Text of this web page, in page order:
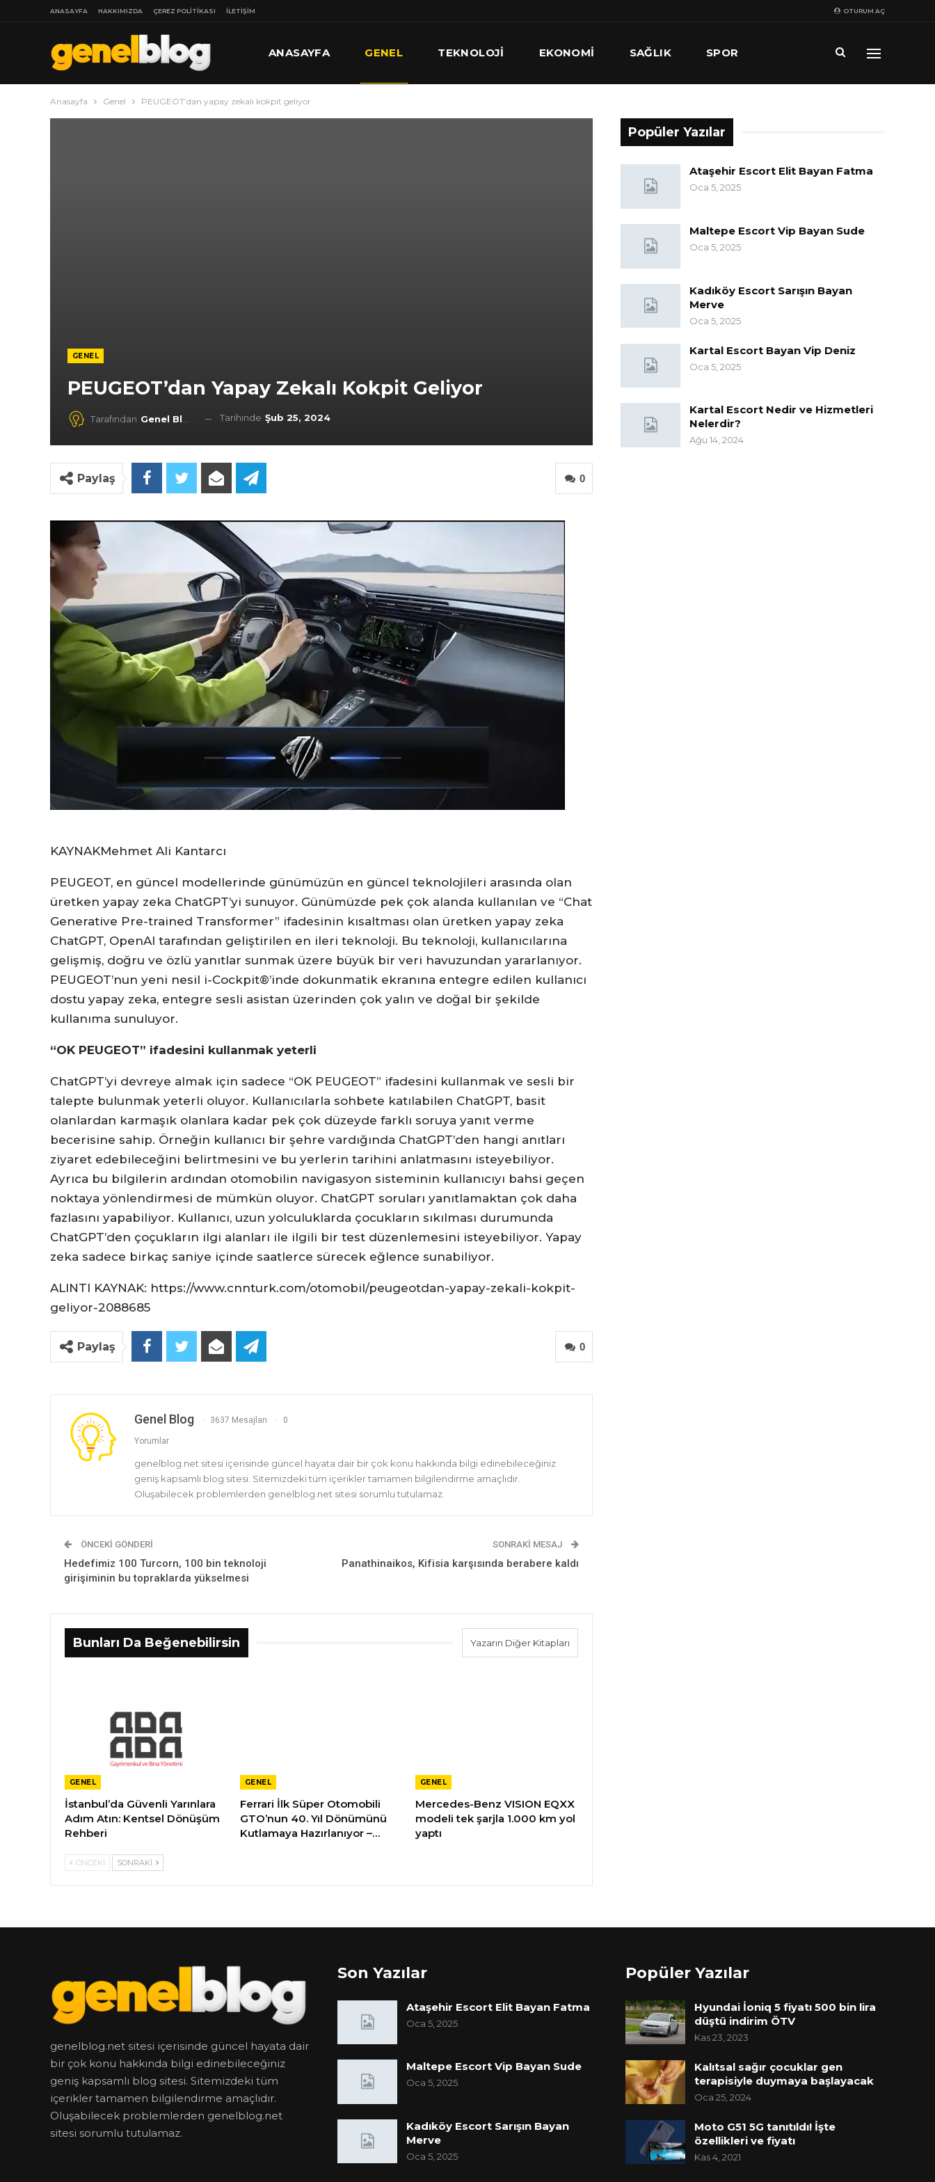
OTURUM AÇ
ANASAYFA HAKKIMIZDA ÇEREZ POLITIKASI İLETIŞIM
ANASAYFA GENEL TEKNOLOJI EKONOMI SAĞLIK SPOR
Anasayfa Genel PEUGEOT’dan yapay zekalı kokpit geliyor
GENEL
PEUGEOT’dan Yapay Zekalı Kokpit Geliyor
Tarafından Genel Blog Tarihinde Şub 25, 2024
0
Paylaş
KAYNAKMehmet Ali Kantarcı
PEUGEOT, en güncel modellerinde günümüzün en güncel teknolojileri arasında olan
üretken yapay zeka ChatGPT’yi sunuyor. Günümüzde pek çok alanda kullanılan ve “Chat
Generative Pre-trained Transformer” ifadesinin kısaltması olan üretken yapay zeka
ChatGPT, OpenAI tarafından geliştirilen en ileri teknoloji. Bu teknoloji, kullanıcılarına
gelişmiş, doğru ve özlü yanıtlar sunmak üzere büyük bir veri havuzundan yararlanıyor.
PEUGEOT’nun yeni nesil i-Cockpit®’inde dokunmatik ekranına entegre edilen kullanıcı
dostu yapay zeka, entegre sesli asistan üzerinden çok yalın ve doğal bir şekilde
kullanıma sunuluyor.
“OK PEUGEOT” ifadesini kullanmak yeterli
ChatGPT’yi devreye almak için sadece “OK PEUGEOT” ifadesini kullanmak ve sesli bir
talepte bulunmak yeterli oluyor. Kullanıcılarla sohbete katılabilen ChatGPT, basit
olanlardan karmaşık olanlara kadar pek çok düzeyde farklı soruya yanıt verme
becerisine sahip. Örneğin kullanıcı bir şehre vardığında ChatGPT’den hangi anıtları
ziyaret edebileceğini belirtmesini ve bu yerlerin tarihini anlatmasını isteyebiliyor.
Ayrıca bu bilgilerin ardından otomobilin navigasyon sisteminin kullanıcıyı bahsi geçen
noktaya yönlendirmesi de mümkün oluyor. ChatGPT soruları yanıtlamaktan çok daha
fazlasını yapabiliyor. Kullanıcı, uzun yolculuklarda çocukların sıkılması durumunda
ChatGPT’den çoçukların ilgi alanları ile ilgili bir test düzenlemesini isteyebiliyor. Yapay
zeka sadece birkaç saniye içinde saatlerce sürecek eğlence sunabiliyor.
ALINTI KAYNAK: https://www.cnnturk.com/otomobil/peugeotdan-yapay-zekali-kokpit-
geliyor-2088685
0
Paylaş
Genel Blog 3637 Mesajları 0
Yorumlar
genelblog.net sitesi içerisinde güncel hayata dair bir çok konu hakkında bilgi edinebileceğiniz
geniş kapsamlı blog sitesi. Sitemizdeki tüm içerikler tamamen bilgilendirme amaçlıdır.
Oluşabilecek problemlerden genelblog.net sitesi sorumlu tutulamaz.
ÖNCEKI GÖNDERI
Hedefimiz 100 Turcorn, 100 bin teknoloji
girişiminin bu topraklarda yükselmesi
SONRAKI MESAJ
Panathinaikos, Kifisia karşısında berabere kaldı
Bunları Da Beğenebilirsin Yazarın Diğer Kitapları
GENEL
İstanbul’da Güvenli Yarınlara
Adım Atın: Kentsel Dönüşüm
Rehberi
GENEL
Ferrari İlk Süper Otomobili
GTO’nun 40. Yıl Dönümünü
Kutlamaya Hazırlanıyor –…
GENEL
Mercedes-Benz VISION EQXX
modeli tek şarjla 1.000 km yol
yaptı
ÖNCEKI SONRAKI
Popüler Yazılar
Ataşehir Escort Elit Bayan Fatma
Oca 5, 2025
Maltepe Escort Vip Bayan Sude
Oca 5, 2025
Kadıköy Escort Sarışın Bayan
Merve
Oca 5, 2025
Kartal Escort Bayan Vip Deniz
Oca 5, 2025
Kartal Escort Nedir ve Hizmetleri
Nelerdir?
Ağu 14, 2024
genelblog.net sitesi içerisinde güncel hayata dair
bir çok konu hakkında bilgi edinebileceğiniz
geniş kapsamlı blog sitesi. Sitemizdeki tüm
içerikler tamamen bilgilendirme amaçlıdır.
Oluşabilecek problemlerden genelblog.net
sitesi sorumlu tutulamaz.
Son Yazılar
Ataşehir Escort Elit Bayan Fatma
Oca 5, 2025
Maltepe Escort Vip Bayan Sude
Oca 5, 2025
Kadıköy Escort Sarışın Bayan
Merve
Oca 5, 2025
Popüler Yazılar
Hyundai İoniq 5 fiyatı 500 bin lira
düştü indirim ÖTV
Kas 23, 2023
Kalıtsal sağır çocuklar gen
terapisiyle duymaya başlayacak
Oca 25, 2024
Moto G51 5G tanıtıldı! İşte
özellikleri ve fiyatı
Kas 4, 2021